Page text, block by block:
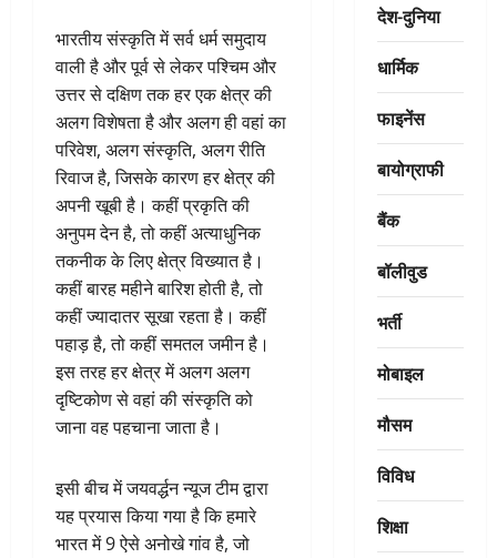
भारतीय संस्कृति में सर्व धर्म समुदाय
वाली है और पूर्व से लेकर पश्चिम और
उत्तर से दक्षिण तक हर एक क्षेत्र की
अलग विशेषता है और अलग ही वहां का
परिवेश, अलग संस्कृति, अलग रीति
रिवाज है, जिसके कारण हर क्षेत्र की
अपनी खूबी है। कहीं प्रकृति की
अनुपम देन है, तो कहीं अत्याधुनिक
तकनीक के लिए क्षेत्र विख्यात है।
कहीं बारह महीने बारिश होती है, तो
कहीं ज्यादातर सूखा रहता है। कहीं
पहाड़ है, तो कहीं समतल जमीन है।
इस तरह हर क्षेत्र में अलग अलग
दृष्टिकोण से वहां की संस्कृति को
जाना वह पहचाना जाता है।
इसी बीच में जयवर्द्धन न्यूज टीम द्वारा
यह प्रयास किया गया है कि हमारे
भारत में 9 ऐसे अनोखे गांव है, जो
देश-दुनिया
धार्मिक
फाइनेंस
बायोग्राफी
बैंक
बॉलीवुड
भर्ती
मोबाइल
मौसम
विविध
शिक्षा